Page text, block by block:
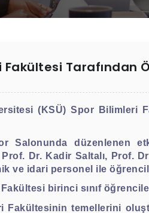
Tarafından
(KSÜ) Spor Bilimleri
Salonunda düzenlenen
Prof. Dr. Kadir Saltalı,
ve idari personel ile
birinci sınıf
Fakültesinin temellerini